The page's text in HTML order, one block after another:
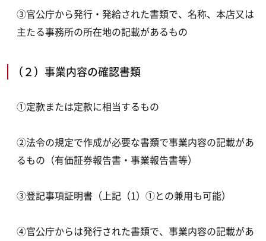
③官公庁から発行・発給された書類で、名称、本店又は
主たる事務所の所在地の記載があるもの
（２）事業内容の確認書類
①定款または定款に相当するもの
②法令の規定で作成が必要な書類で事業内容の記載があ
るもの（有価証券報告書・事業報告書等）
③登記事項証明書（上記（1）①との兼用も可能）
④官公庁からは発行された書類で、事業内容の記載があ